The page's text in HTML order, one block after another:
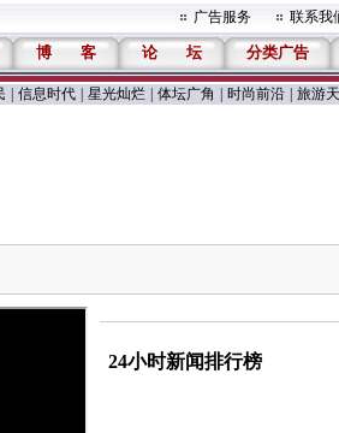
广告服务 联系我
博 客 论 坛 分类广告
信息时代 星光灿烂 体坛广角 时尚前沿 旅游
24小时新闻排行榜